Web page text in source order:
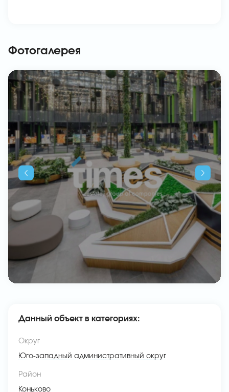
Фотогалерея
Данный объект в категориях:
Округ
Юго-западный административный округ
Район
Коньково